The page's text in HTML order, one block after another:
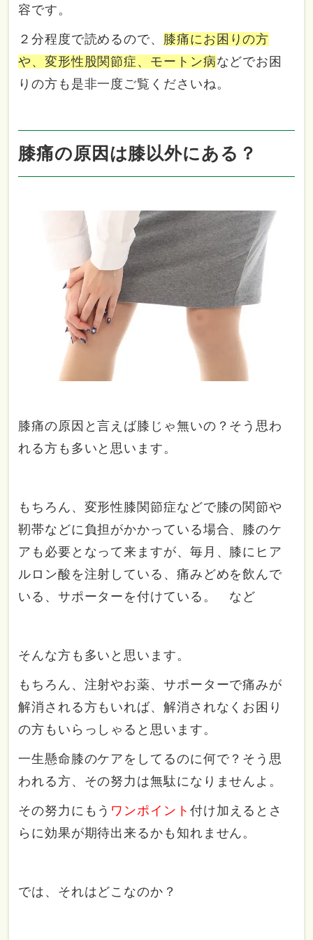
容です。
２分程度で読めるので、 膝痛にお困りの方
や、変形性股関節症、モートン病などでお困
りの方も是非一度ご覧くださいね。
膝痛の原因は膝以外にある？
膝痛の原因と言えば膝じゃ無いの？そう思わ
れる方も多いと思います。
もちろん、変形性膝関節症などで膝の関節や
靭帯などに負担がかかっている場合、膝のケ
アも必要となって来ますが、毎月、膝にヒア
ルロン酸を注射している、痛みどめを飲んで
いる、サポーターを付けている。 など
そんな方も多いと思います。
もちろん、注射やお薬、サポーターで痛みが
解消される方もいれば、解消されなくお困り
の方もいらっしゃると思います。
一生懸命膝のケアをしてるのに何で？そう思
われる方、その努力は無駄になりませんよ。
その努力にもう ワンポイント 付け加えるとさ
らに効果が期待出来るかも知れません。
では、それはどこなのか？